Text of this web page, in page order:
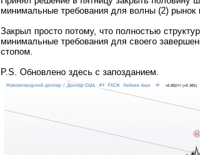
минимальные требования для волны (2) рынок
Закрыл просто потому, что полностью
минимальные требования для своего
стопом.
P.S. Обновлено здесь с запозданием.